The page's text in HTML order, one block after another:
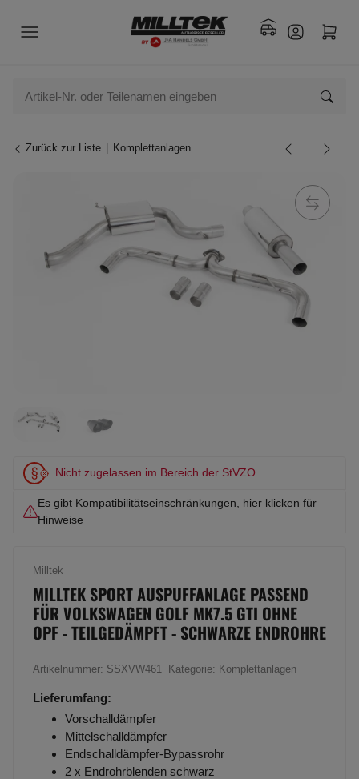
Zurück zur Liste Komplettanlagen
Nicht zugelassen im Bereich der StVZO
Es gibt Kompatibilitätseinschränkungen, hier klicken für
Hinweise
Milltek
MILLTEK SPORT AUSPUFFANLAGE PASSEND
FÜR VOLKSWAGEN GOLF MK7.5 GTI OHNE
OPF - TEILGEDÄMPFT - SCHWARZE ENDROHRE
Artikelnummer: SSXVW461 Kategorie: Komplettanlagen
Lieferumfang:
Vorschalldämpfer
Mittelschalldämpfer
Endschalldämpfer-Bypassrohr
2 x Endrohrblenden schwarz